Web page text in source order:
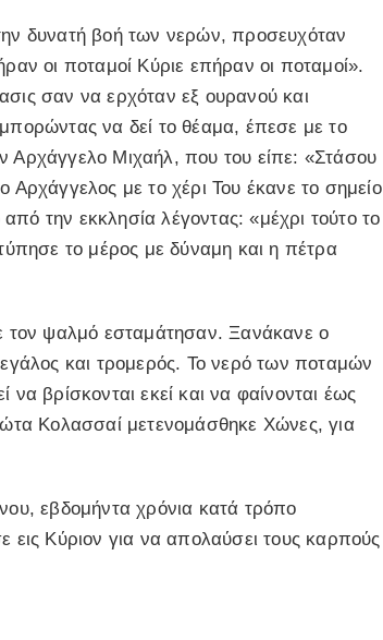
δυνατή βοή των νερών, προσευχόταν
οι ποταμοί Κύριε επήραν οι ποταμοί».
σαν να ερχόταν εξ ουρανού και
να δεί το θέαμα, έπεσε με το
Αρχάγγελο Μιχαήλ, που του είπε: «Στάσου
με το χέρι Του έκανε το σημείο
την εκκλησία λέγοντας: «μέχρι τούτο το
το μέρος με δύναμη και η πέτρα
τον ψαλμό εσταμάτησαν. Ξανάκανε ο
και τρομερός. Το νερό των ποταμών
βρίσκονται εκεί και να φαίνονται έως
Κολασσαί μετενομάσθηκε Χώνες, για
εβδομήντα χρόνια κατά τρόπο
εις Κύριον για να απολαύσει τους καρπούς